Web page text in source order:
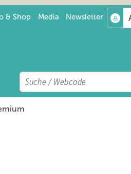
& Shop Media Newsletter
Search
Suchen